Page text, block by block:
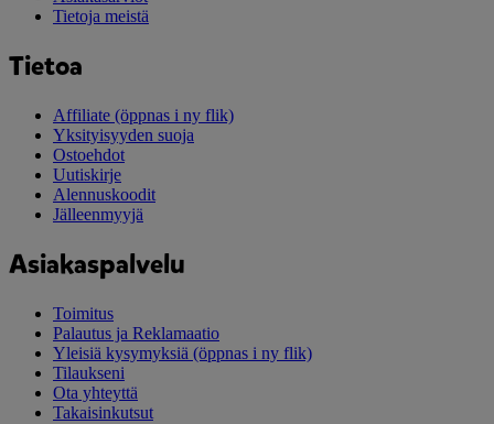
Tietoja meistä
Tietoa
Affiliate (öppnas i ny flik)
Yksityisyyden suoja
Ostoehdot
Uutiskirje
Alennuskoodit
Jälleenmyyjä
Asiakaspalvelu
Toimitus
Palautus ja Reklamaatio
Yleisiä kysymyksiä (öppnas i ny flik)
Tilaukseni
Ota yhteyttä
Takaisinkutsut